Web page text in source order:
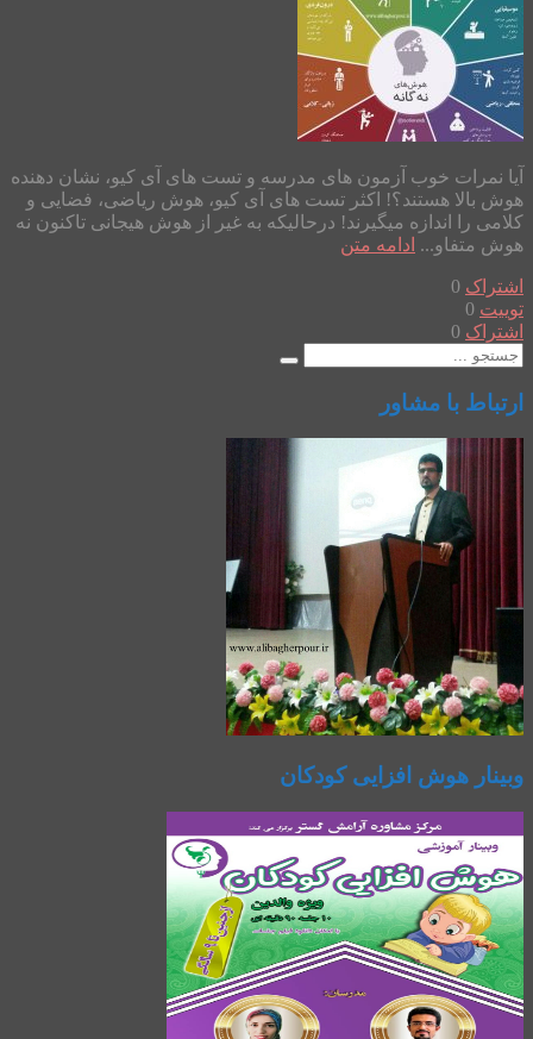
آیا نمرات خوب آزمون های مدرسه و تست های آی کیو، نشان دهنده
هوش بالا هستند؟! اکثر تست های آی کیو، هوش ریاضی، فضایی و
کلامی را اندازه میگیرند! درحالیکه به غیر از هوش هیجانی تاکنون نه
هوش متفاو... ادامه متن
اشتراک 0
توییت 0
اشتراک 0
ارتباط با مشاور
وبینار هوش افزایی کودکان